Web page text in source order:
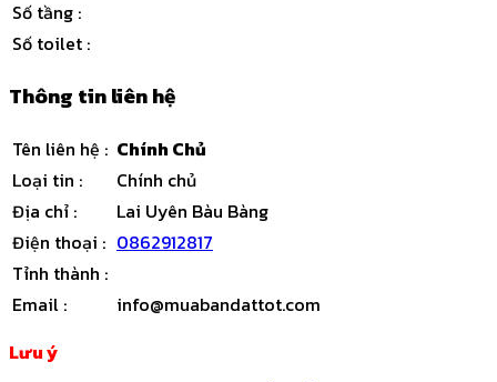
Số tầng :
Số toilet :
Thông tin liên hệ
Tên liên hệ : Chính Chủ
Loại tin :
Chính chủ
Địa chỉ :
Lai Uyên Bàu Bàng
Điện thoại : 0862912817
Tỉnh thành :
Email :
info@muabandattot.com
Lưu ý